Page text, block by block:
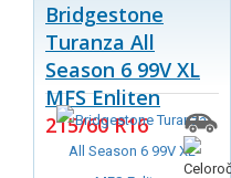
Bridgestone
Turanza All
Season 6 99V XL
MFS Enliten
215/60 R16